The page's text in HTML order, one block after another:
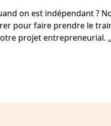
on est indépendant ?
pour faire prendre le
projet entrepreneurial.